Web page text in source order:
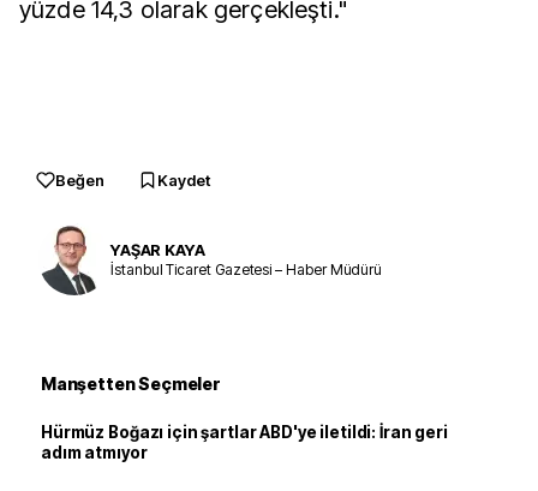
yüzde 14,3 olarak gerçekleşti."
Beğen Kaydet
YAŞAR KAYA
İstanbul Ticaret Gazetesi – Haber Müdürü
Manşetten Seçmeler
Hürmüz Boğazı için şartlar ABD'ye iletildi: İran geri
adım atmıyor